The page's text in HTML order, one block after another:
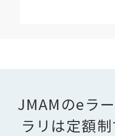
JMAMのeラ
ラリは定額